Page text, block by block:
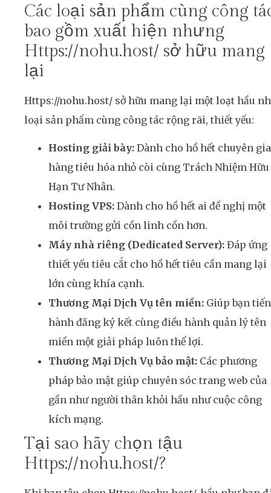
Các loại sản phẩm cùng công
bao gồm xuất hiện nhưng
Https://nohu.host/ sở hữu mang
lại
Https://nohu.host/ sở hữu mang lại một loạt hầu
loại sản phẩm cùng công tác rộng rãi, thiết yếu:
Hosting giải bày: Dành cho hồ hết chuyên gia
hàng tiêu hóa nhỏ còi cùng Trách Nhiệm Hữu
Hạn Tư Nhân.
Hosting VPS: Dành cho hồ hết ai đề nghị một
môi trường gửi cồn linh cồn hơn.
Máy nhà riêng (Dedicated Server): Đáp ứng
thiết yếu tiêu cắt cho hồ hết tiêu cần mang lại
lớn cùng khía cạnh.
Thương Mại Dịch Vụ tên miền: Giúp bạn tiến
hành đăng ký kết cùng điều hành quản lý tên
miền một giải pháp luôn thể lợi.
Thương Mại Dịch Vụ bảo mật: Các phương
pháp bảo mật giúp chuyên sóc trang web của
gần như người thân khỏi hầu như cuộc công
kích mạng.
Tại sao hãy chọn tậu
Https://nohu.host/?